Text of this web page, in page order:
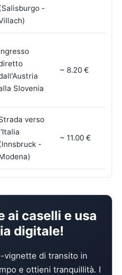
-
Slovenia
~ 8.20 €
verso
-
~ 11.00 €
ai caselli e usa
digitale!
vignette di transito in
e ottieni tranquillità. I